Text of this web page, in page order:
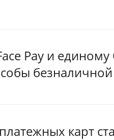
Pay и единому
карт